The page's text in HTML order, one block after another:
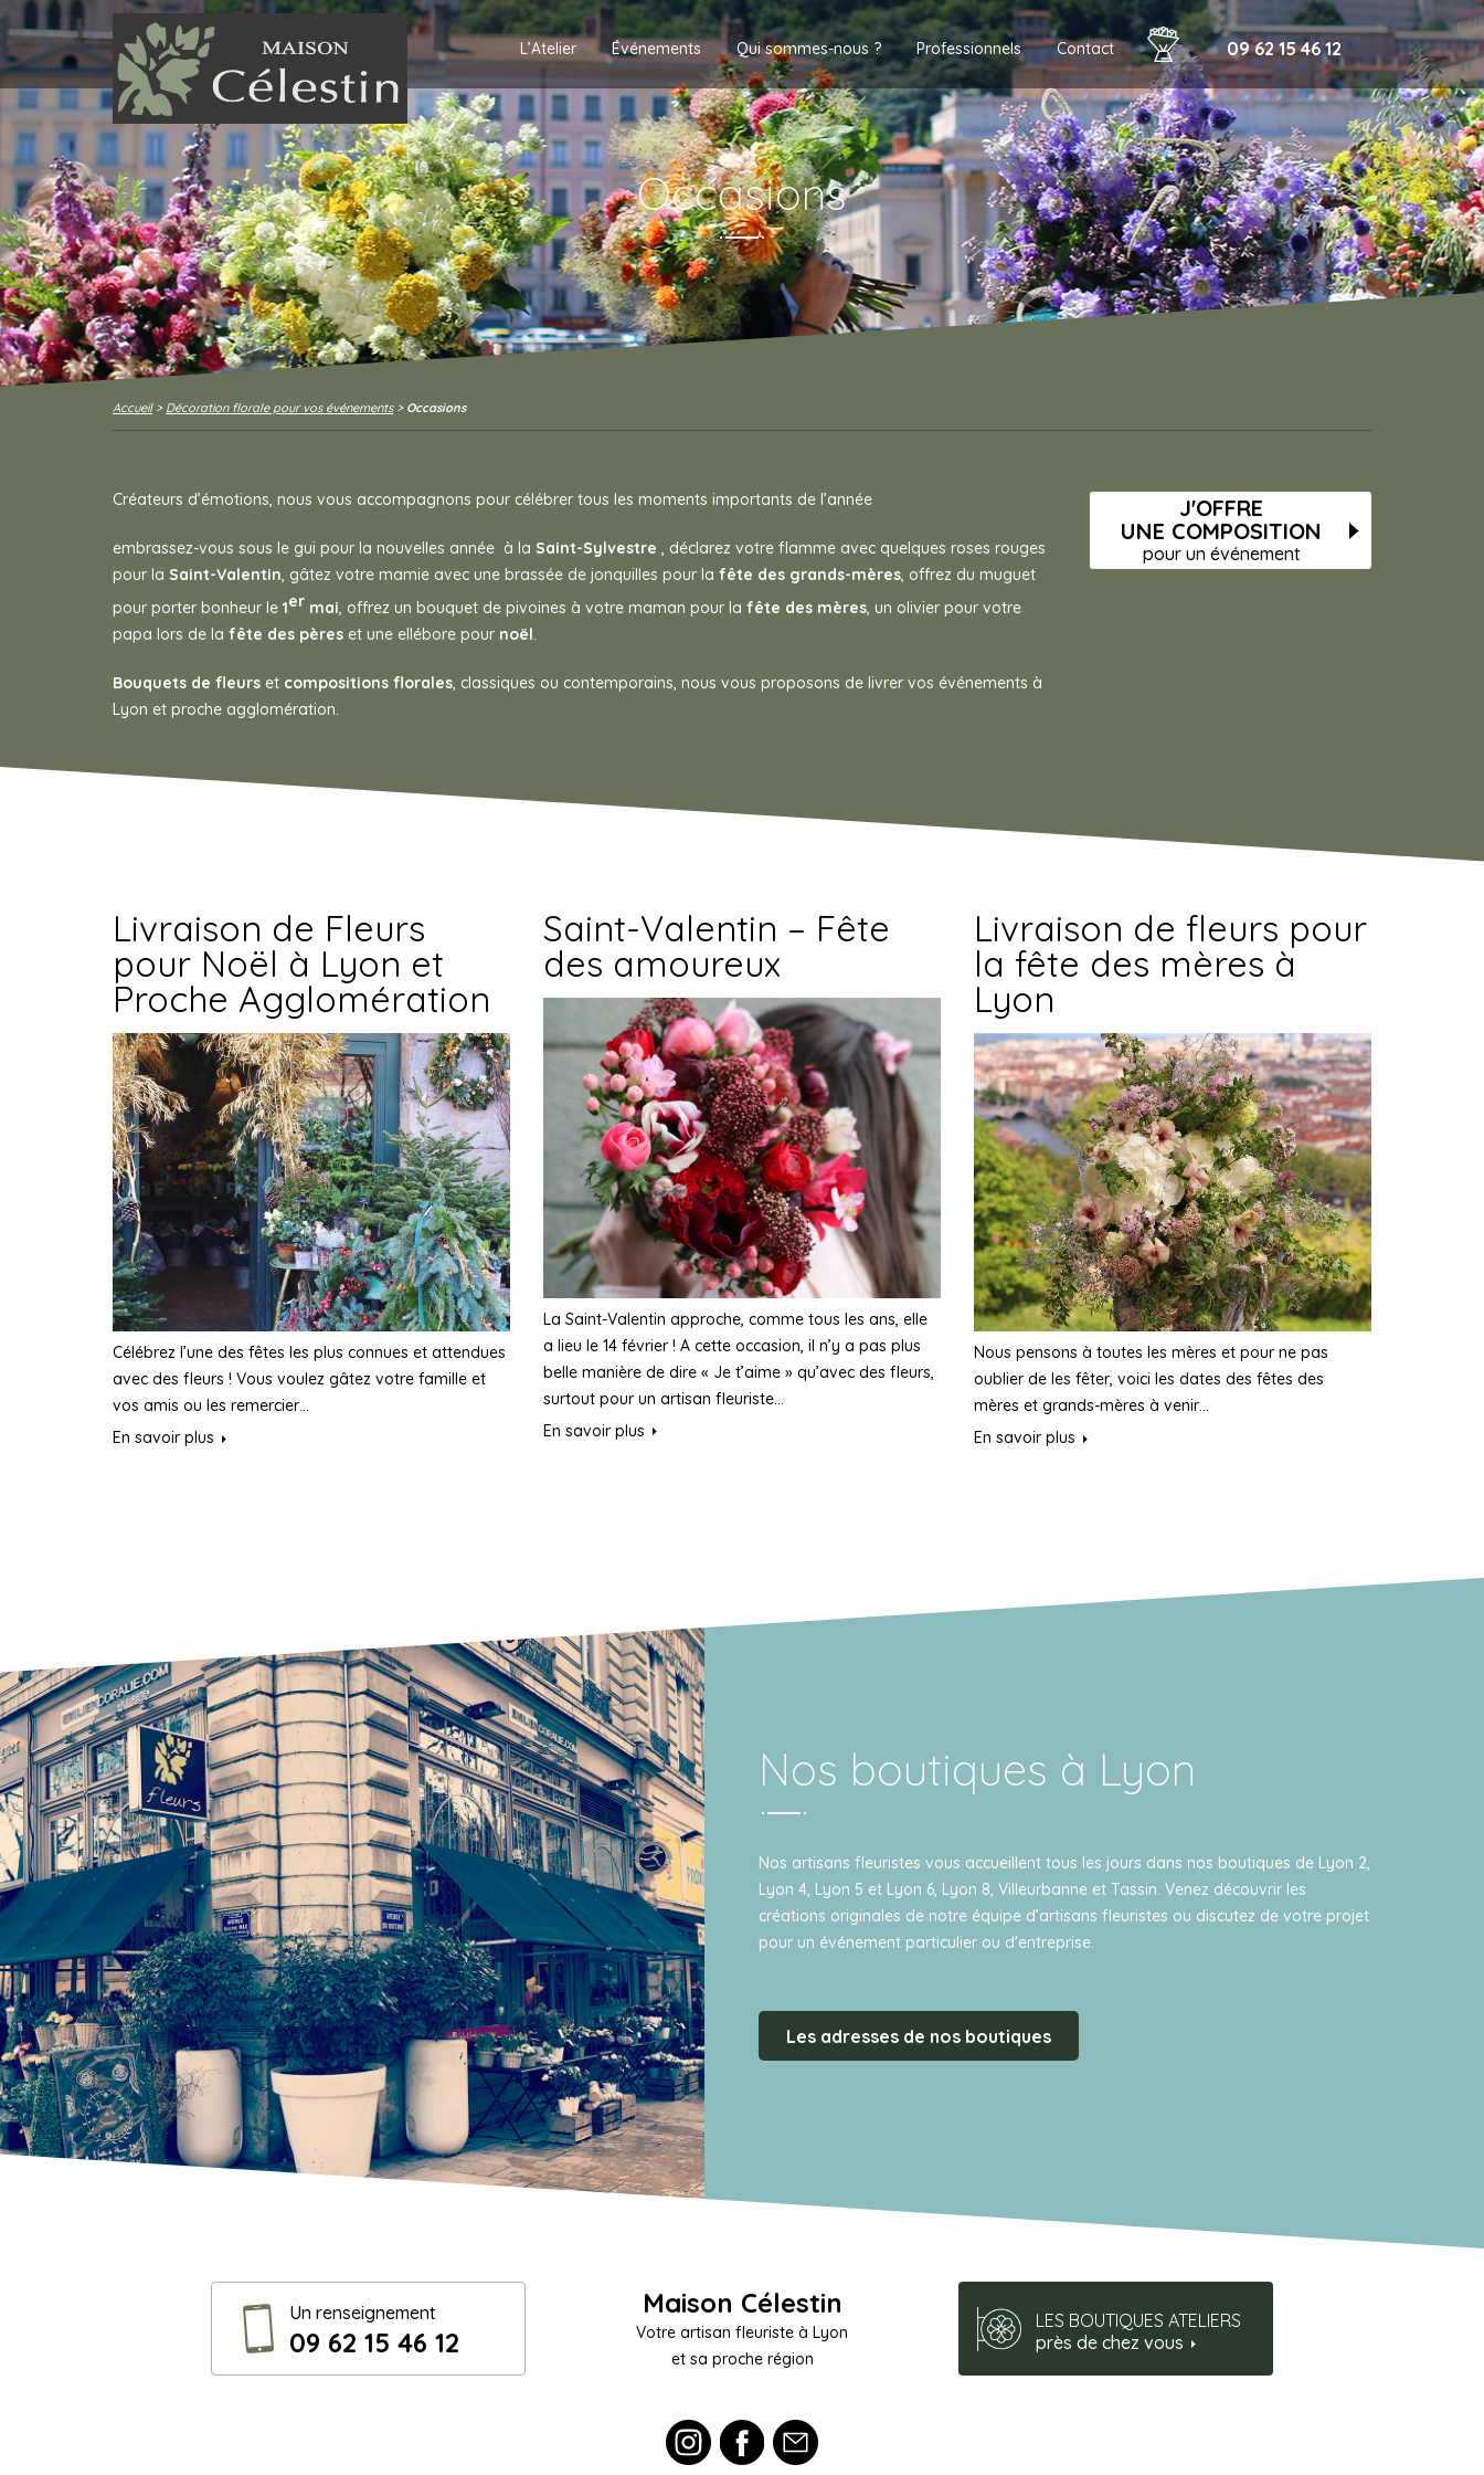
L’Atelier Événements Qui sommes-nous ? Professionnels Contact 09 62 15 46 12
Occasions
Accueil> Décoration florale pour vos événements> Occasions
Créateurs d’émotions, nous vous accompagnons pour célébrer tous les moments importants de l’année
embrassez-vous sous le gui pour la nouvelles année à la Saint-Sylvestre , déclarez votre flamme avec quelques roses rouges
pour la Saint-Valentin, gâtez votre mamie avec une brassée de jonquilles pour la fête des grands-mères, offrez du muguet
pour porter bonheur le 1er mai, offrez un bouquet de pivoines à votre maman pour la fête des mères, un olivier pour votre
papa lors de la fête des pères et une ellébore pour noël.
Bouquets de fleurs et compositions florales, classiques ou contemporains, nous vous proposons de livrer vos événements à
Lyon et proche agglomération.
J'OFFRE
UNE COMPOSITION
pour un événement
Livraison de Fleurs
pour Noël à Lyon et
Proche Agglomération
Célébrez l’une des fêtes les plus connues et attendues
avec des fleurs ! Vous voulez gâtez votre famille et
vos amis ou les remercier…
En savoir plus
Saint-Valentin – Fête
des amoureux
La Saint-Valentin approche, comme tous les ans, elle
a lieu le 14 février ! A cette occasion, il n’y a pas plus
belle manière de dire « Je t’aime » qu’avec des fleurs,
surtout pour un artisan fleuriste…
En savoir plus
Livraison de fleurs pour
la fête des mères à
Lyon
Nous pensons à toutes les mères et pour ne pas
oublier de les fêter, voici les dates des fêtes des
mères et grands-mères à venir…
En savoir plus
Nos boutiques à Lyon
Nos artisans fleuristes vous accueillent tous les jours dans nos boutiques de Lyon 2,
Lyon 4, Lyon 5 et Lyon 6, Lyon 8, Villeurbanne et Tassin. Venez découvrir les
créations originales de notre équipe d’artisans fleuristes ou discutez de votre projet
pour un événement particulier ou d'entreprise.
Les adresses de nos boutiques
Un renseignement
09 62 15 46 12
Maison Célestin
Votre artisan fleuriste à Lyon
et sa proche région
LES BOUTIQUES ATELIERS
près de chez vous